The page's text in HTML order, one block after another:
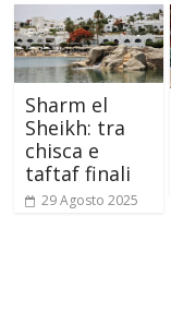
Sharm el
Sheikh: tra
chisca e
taftaf finali
29 Agosto 2025